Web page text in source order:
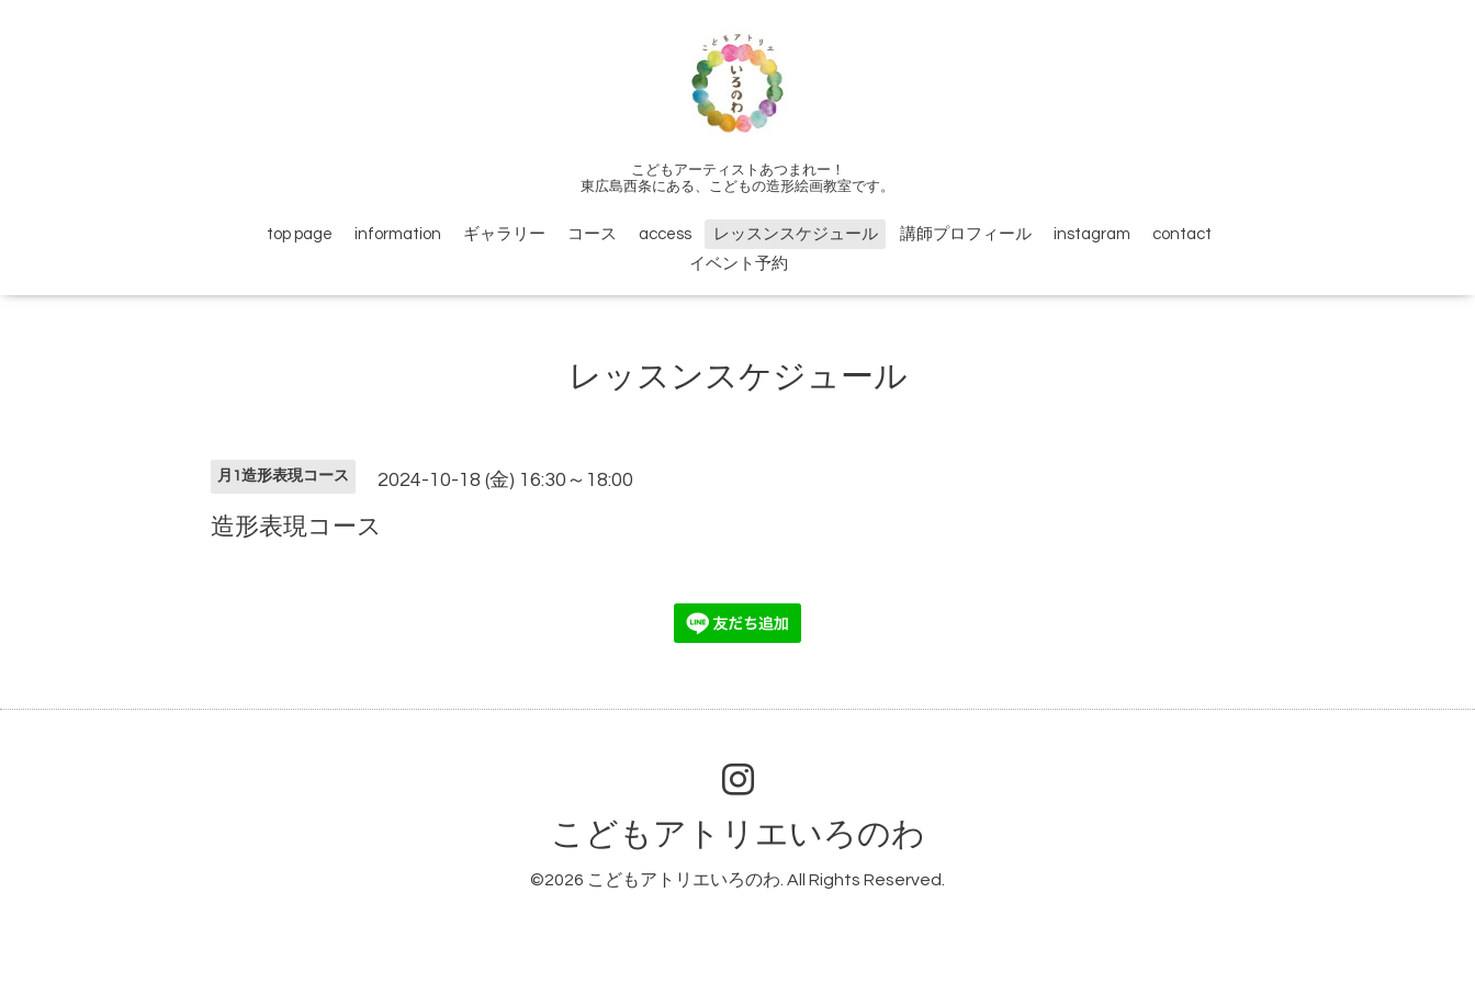
こどもアーティストあつまれー！
東広島西条にある、こどもの造形絵画教室です。
top page information ギャラリー コース access レッスンスケジュール 講師プロフィール instagram
contact
イベント予約
レッスンスケジュール
月1造形表現コース 2024-10-18 (金) 16:30～18:00
造形表現コース
こどもアトリエいろのわ
©2026 こどもアトリエいろのわ . All Rights Reserved.